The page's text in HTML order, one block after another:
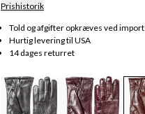
Prishistorik
Told og afgifter opkræves ved import
Hurtig levering til USA
14 dages returret